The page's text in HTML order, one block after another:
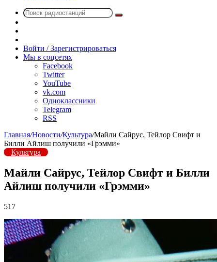
Поиск
радио
Войти / Зарегистрироваться
Мы в соцсетях
Facebook
Twitter
YouTube
vk.com
Одноклассники
Telegram
RSS
Главная/Новости/Культура/Майли Сайрус, Тейлор Свифт и
Билли Айлиш получили «Грэмми»
Культура
Майли Сайрус, Тейлор Свифт и Билли
Айлиш получили «Грэмми»
517